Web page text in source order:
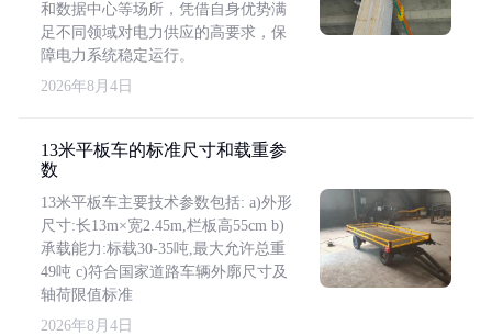
和数据中心等场所，凭借自身优势满
足不同领域对电力供应的高要求，保
障电力系统稳定运行。
2026年8月4日
13米平板车的标准尺寸和载重参
数
13米平板车主要技术参数包括: a)外形
尺寸:长13m×宽2.45m,栏板高55cm b)
承载能力:标载30-35吨,最大允许总重
49吨 c)符合国家道路车辆外廓尺寸及
轴荷限值标准
2026年8月4日